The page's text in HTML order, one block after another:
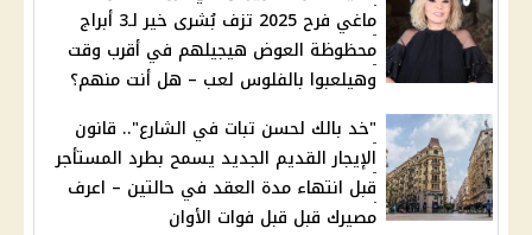
ماغي فرح 2025 تزف بُشرى خير لـ3 أبراج
محظوظة العوض هيجيلهم في أقرب وقت
وهيلعبوا بالفلوس لعب – هل أنت منهم؟
"خد بالك لحسن تبات في الشارع".. قانون
الإيجار القديم الجديد يسمح بطرد المستأجر
قبل انتهاء مدة العقد في حالتين – اعرف
مصيرك قبل قبل فوات الأوان